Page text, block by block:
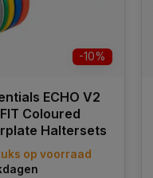
-10%
ECHO V2
Coloured
Haltersets
op voorraad